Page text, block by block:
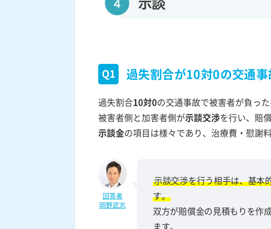
Q1 過失割合が10対0の交通
過失割合10対0の交通事故で被害者が負っ
被害者側と加害者側が示談交渉を行い、賠
示談金の項目は様々であり、治療費・慰謝
回答者
岡野武志
示談交渉を行う相手は、基本
す。
双方が賠償金の見積もりを作
ます。